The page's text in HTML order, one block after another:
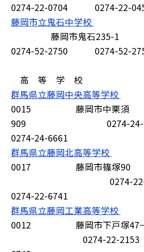
0274-22-0704 0274-22-
藤岡市立鬼石中学校
藤岡市鬼石
0274-52-2750 0274-52-
高 等 学 校
群馬県立藤岡中央高等学校
0015 藤岡市中栗須
909 0274-24-
0274-24-6661
群馬県立藤岡北高等学校
0017 藤岡市篠塚90
0274-22-
0274-22-6741
群馬県立藤岡工業高等学校
0012 藤岡市下戸塚
0274-22-2153